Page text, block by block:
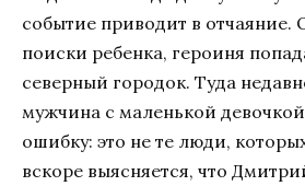
событие приводит в отчаяние.
поиски ребенка, героиня
северный городок. Туда
мужчина с маленькой
ошибку: это не те люди,
вскоре выясняется, что